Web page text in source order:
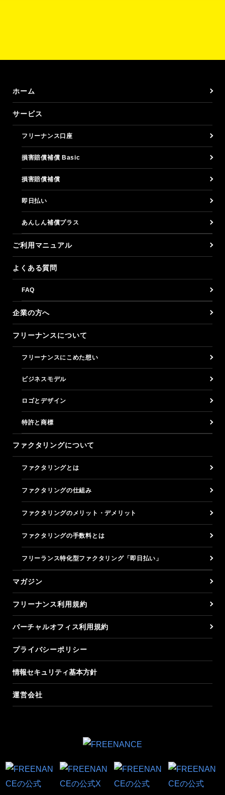
ホーム
サービス
フリーナンス口座
損害賠償補償 Basic
損害賠償補償
即日払い
あんしん補償プラス
ご利用マニュアル
よくある質問
FAQ
企業の方へ
フリーナンスについて
フリーナンスにこめた想い
ビジネスモデル
ロゴとデザイン
特許と商標
ファクタリングについて
ファクタリングとは
ファクタリングの仕組み
ファクタリングのメリット・デメリット
ファクタリングの手数料とは
フリーランス特化型ファクタリング「即日払い」
マガジン
フリーナンス利用規約
バーチャルオフィス利用規約
プライバシーポリシー
情報セキュリティ基本方針
運営会社